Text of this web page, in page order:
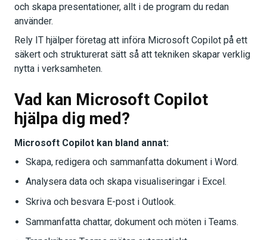
och skapa presentationer, allt i de program du redan
använder.
Rely IT hjälper företag att införa Microsoft Copilot på ett
säkert och strukturerat sätt så att tekniken skapar verklig
nytta i verksamheten.
Vad kan Microsoft Copilot
hjälpa dig med?
Microsoft Copilot kan bland annat:
Skapa, redigera och sammanfatta dokument i Word.
Analysera data och skapa visualiseringar i Excel.
Skriva och besvara E-post i Outlook.
Sammanfatta chattar, dokument och möten i Teams.